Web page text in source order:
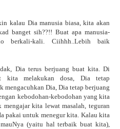
kalau Dia manusia biasa, kita akan
banget sih??!! Buat apa manusia-
berkali-kali. Ciihhh..Lebih baik
Dia terus berjuang buat kita. Di
kita melakukan dosa, Dia tetap
Dia, Dia tetap berjuang
kebodohan-kebodohan yang kita
kita lewat masalah, teguran
pakai untuk menegur kita. Kalau kita
(yaitu hal terbaik buat kita),